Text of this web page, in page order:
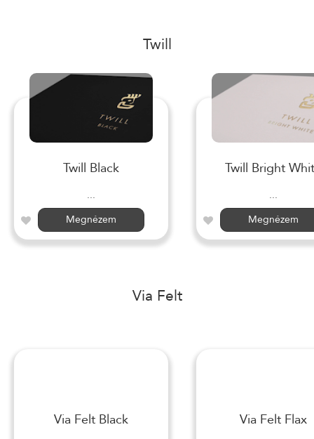
Twill
Twill Black
...
Megnézem
Twill Bright
...
Megnézem
Via Felt
Via Felt Black Via Felt Flax